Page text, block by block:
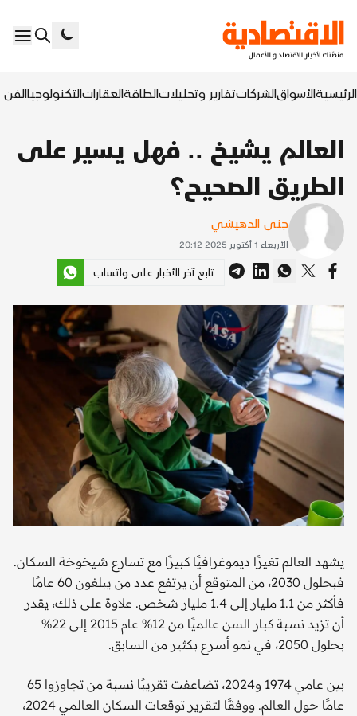
الرئيسيةالأسواقالشركاتتقارير وتحليلاتالطاقةالعقاراتالتكنولوجياالفن
العالم يشيخ .. فهل يسير على
الطريق الصحيح؟
جنى الدهيشي
الأربعاء 1 أكتوبر 2025 20:12
تابع آخر الأخبار على واتساب
يشهد العالم تغيرًا ديموغرافيًا كبيرًا مع تسارع شيخوخة السكان.
فبحلول 2030، من المتوقع أن يرتفع عدد من يبلغون 60 عامًا
فأكثر من 1.1 مليار إلى 1.4 مليار شخص. علاوة على ذلك، يقدر
أن تزيد نسبة كبار السن عالميًا من 12% عام 2015 إلى 22%
بحلول 2050، في نمو أسرع بكثير من السابق.
بين عامي 1974 و2024، تضاعفت تقريبًا نسبة من تجاوزوا 65
عامًا حول العالم. ووفقًا لتقرير توقعات السكان العالمي 2024،